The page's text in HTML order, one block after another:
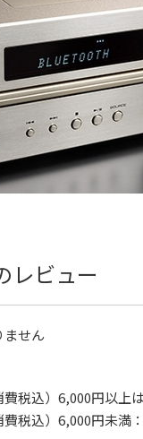
レビュー
ません
税込）6,000円以上
税込）6,000円未満